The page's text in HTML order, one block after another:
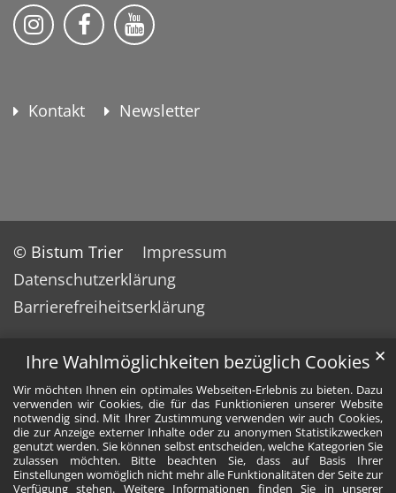
Ihre Wahlmöglichkeiten bezüglich Cookies
Wir möchten Ihnen ein optimales Webseiten-Erlebnis zu bieten. Dazu
verwenden wir Cookies, die für das Funktionieren unserer Website
notwendig sind. Mit Ihrer Zustimmung verwenden wir auch Cookies,
die zur Anzeige externer Inhalte oder zu anonymen Statistikzwecken
genutzt werden. Sie können selbst entscheiden, welche Kategorien Sie
zulassen möchten. Bitte beachten Sie, dass auf Basis Ihrer
Einstellungen womöglich nicht mehr alle Funktionalitäten der Seite zur
Verfügung stehen. Weitere Informationen finden Sie in unserer
✕
KEB Bildung Leben auf Instagram
KEB Bildung Leben auf Facebook
KEB Bildung Leben auf
Kontakt Newsletter
© Bistum Trier
Impressum
Datenschutzerklärung
Barrierefreiheitserklärung